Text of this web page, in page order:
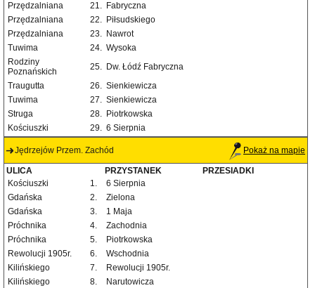
Przędzalniana
21. Fabryczna
Przędzalniana
22. Piłsudskiego
Przędzalniana
23. Nawrot
Tuwima
24. Wysoka
Rodziny
Poznańskich
25. Dw. Łódź Fabryczna
Traugutta
26. Sienkiewicza
Tuwima
27. Sienkiewicza
Struga
28. Piotrkowska
Kościuszki
29. 6 Sierpnia
Jędrzejów Przem. Zachód Pokaż na mapie
ULICA PRZYSTANEK
PRZESIADKI
Kościuszki
1.
6 Sierpnia
Gdańska
2.
Zielona
Gdańska
3.
1 Maja
Próchnika
4.
Zachodnia
Próchnika
5.
Piotrkowska
Rewolucji 1905r.
6.
Wschodnia
Kilińskiego
7.
Rewolucji 1905r.
Kilińskiego
8.
Narutowicza